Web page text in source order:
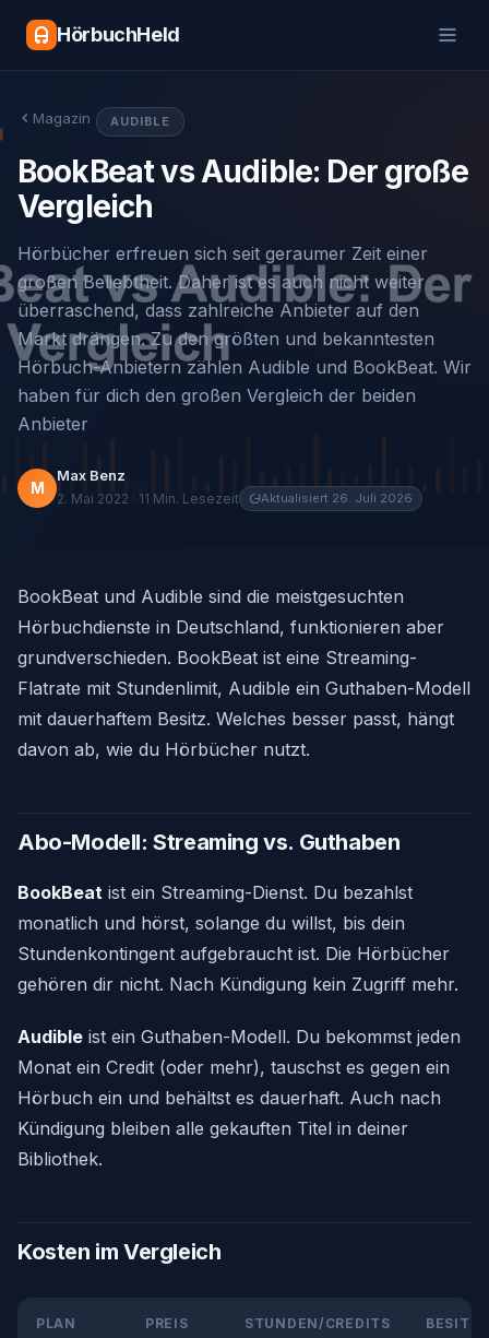
HörbuchHeld
Magazin AUDIBLE
BookBeat vs Audible: Der große
Vergleich
Hörbücher erfreuen sich seit geraumer Zeit einer
großen Beliebtheit. Daher ist es auch nicht weiter
überraschend, dass zahlreiche Anbieter auf den
Markt drängen. Zu den größten und bekanntesten
Hörbuch-Anbietern zählen Audible und BookBeat. Wir
haben für dich den großen Vergleich der beiden
Anbieter
M
Max Benz
2. Mai 2022 · 11 Min. Lesezeit Aktualisiert 26. Juli 2026
BookBeat und Audible sind die meistgesuchten
Hörbuchdienste in Deutschland, funktionieren aber
grundverschieden. BookBeat ist eine Streaming-
Flatrate mit Stundenlimit, Audible ein Guthaben-Modell
mit dauerhaftem Besitz. Welches besser passt, hängt
davon ab, wie du Hörbücher nutzt.
Abo-Modell: Streaming vs. Guthaben
BookBeat ist ein Streaming-Dienst. Du bezahlst
monatlich und hörst, solange du willst, bis dein
Stundenkontingent aufgebraucht ist. Die Hörbücher
gehören dir nicht. Nach Kündigung kein Zugriff mehr.
Audible ist ein Guthaben-Modell. Du bekommst jeden
Monat ein Credit (oder mehr), tauschst es gegen ein
Hörbuch ein und behältst es dauerhaft. Auch nach
Kündigung bleiben alle gekauften Titel in deiner
Bibliothek.
Kosten im Vergleich
PLAN PREIS STUNDEN/CREDITS BESITZ